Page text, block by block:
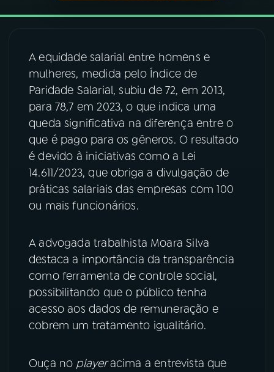
06VIDEOCASTS
07ÚLTIMAS
08FESTIVAL DE MÚSICA
ACOMPANHE A RÁDIO NACIONAL
YouTube Facebook
Instagram X
A equidade salarial entre homens e
mulheres, medida pelo Índice de
Paridade Salarial, subiu de 72, em 2013,
para 78,7 em 2023, o que indica uma
queda significativa na diferença entre o
que é pago para os gêneros. O resultado
é devido à iniciativas como a Lei
14.611/2023, que obriga a divulgação de
práticas salariais das empresas com 100
ou mais funcionários.
A advogada trabalhista Moara Silva
destaca a importância da transparência
como ferramenta de controle social,
possibilitando que o público tenha
acesso aos dados de remuneração e
cobrem um tratamento igualitário.
Ouça no playeracima a entrevista que